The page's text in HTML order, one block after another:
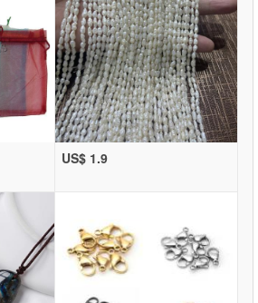
US$ 1.9